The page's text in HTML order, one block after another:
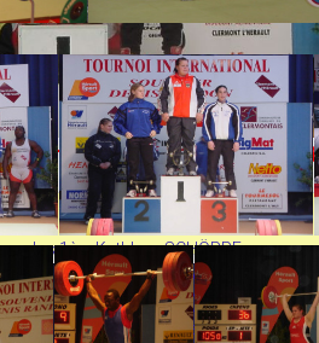
petit as: 1er Steve KARKAR
le
1ère Kathleen SCHÖPPE
(Allemagne), 2ème Agnès
CHIQUET (France) et 3ème
Mélanie NOËL (France)